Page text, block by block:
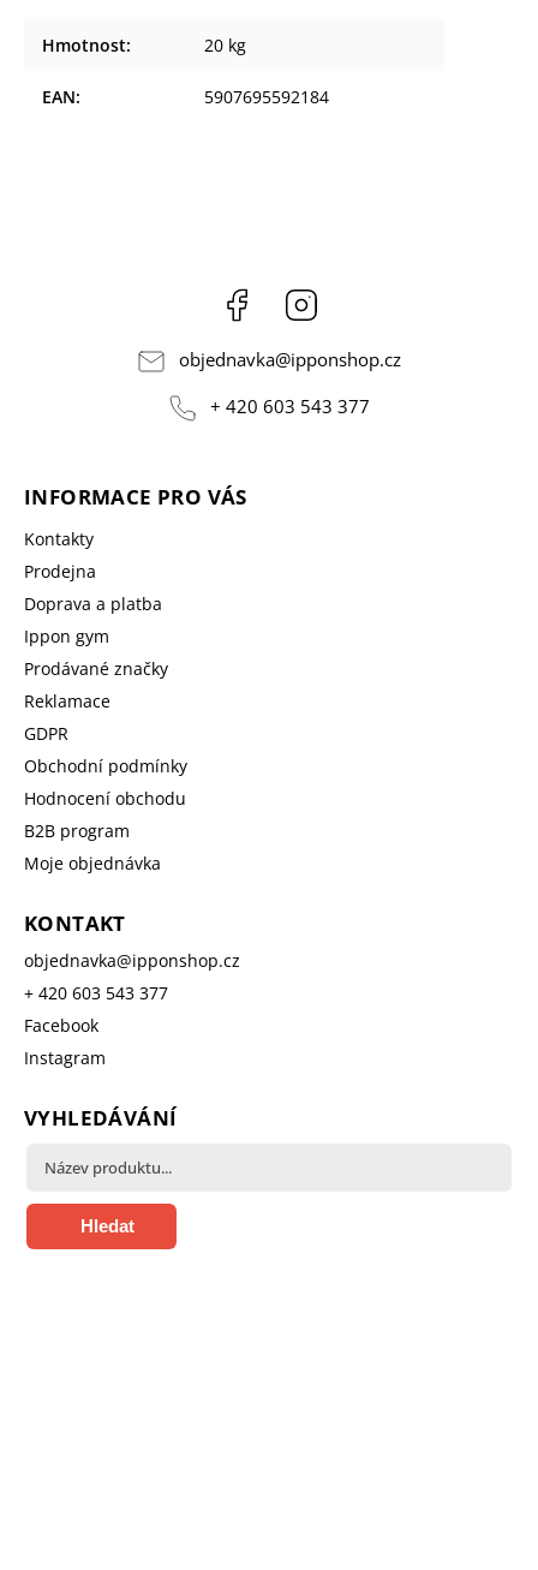
Hmotnost: 20 kg
EAN: 5907695592184
Facebook
objednavka@ipponshop.cz
+ 420 603 543 377
INFORMACE PRO VÁS
Kontakty
Prodejna
Doprava a platba
Ippon gym
Prodávané značky
Reklamace
GDPR
Obchodní podmínky
Hodnocení obchodu
B2B program
Moje objednávka
KONTAKT
objednavka@ipponshop.cz
+ 420 603 543 377
Facebook
Instagram
VYHLEDÁVÁNÍ
Hledat